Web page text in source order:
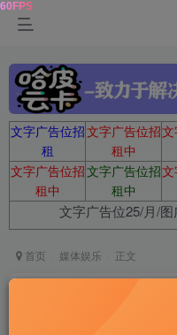
文字广告位招
租
文字广告位招
租中
文
文字广告位招
租中
文字广告位招
租中
文
文字广告位25/月/
首页 媒体娱乐 正文